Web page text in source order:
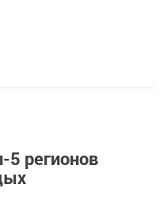
5 регионов